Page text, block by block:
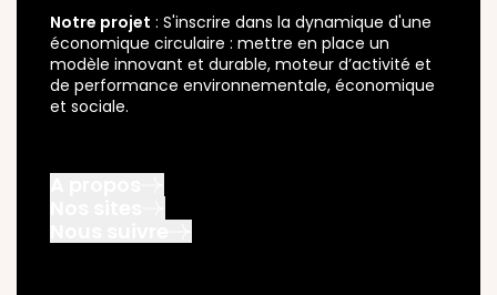
Notre projet : S'inscrire dans la dynamique d'une
économique circulaire : mettre en place un
modèle innovant et durable, moteur d’activité et
de performance environnementale, économique
et sociale.
Nous rejoindre
ReFashion Pro